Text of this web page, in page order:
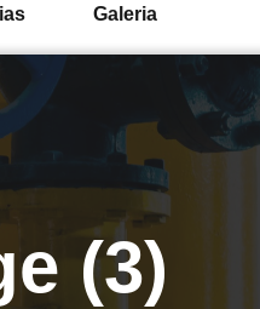
Galeria
(3)